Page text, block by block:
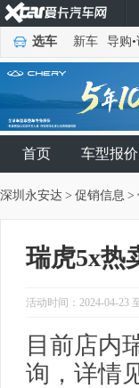
选车 新车 导购•
首页 车型报价
深圳永安达 > 促销信息 >
瑞虎5x热
活动时间：2024-04-23
目前店内
询，详情